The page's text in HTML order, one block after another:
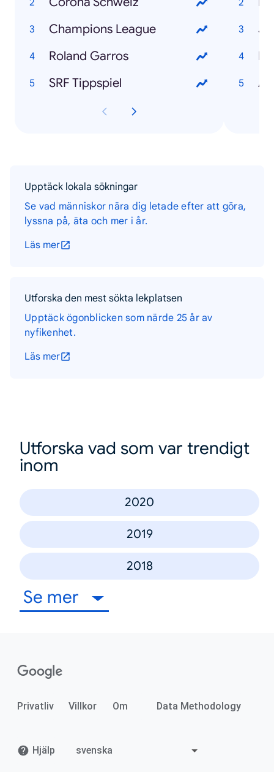
Champions League
Roland Garros
SRF Tippspiel
Upptäck lokala sökningar
Se vad människor nära dig letade efter att göra,
lyssna på, äta och mer i år.
Läs mer
Utforska den mest sökta lekplatsen
Upptäck ögonblicken som närde 25 år av
nyfikenhet.
Läs mer
Utforska vad som var trendigt
inom
2020
2019
2018
Se mer
Privatliv Villkor Om Data Methodology
Hjälp